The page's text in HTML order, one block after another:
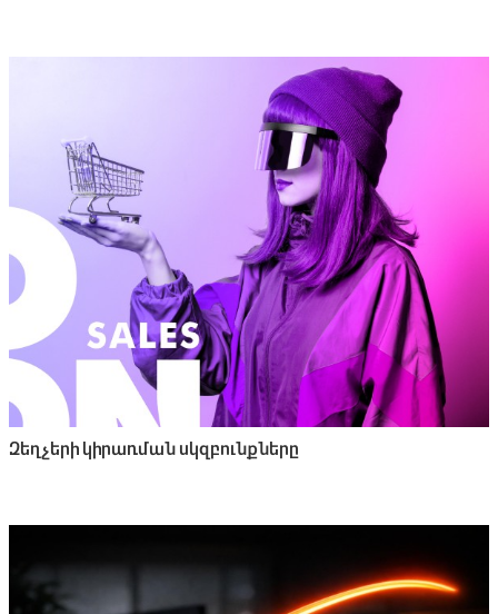
Զեղչերի կիրառման սկզբունքները